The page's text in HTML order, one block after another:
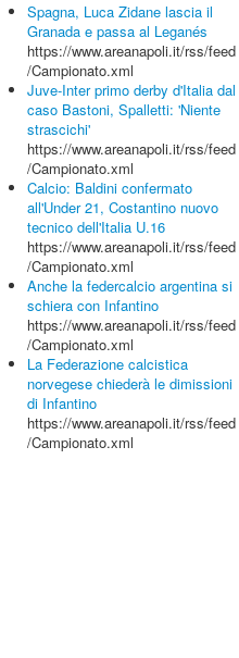
Spagna, Luca Zidane lascia il
Granada e passa al Leganés
https://www.areanapoli.it/rss/feed
/Campionato.xml
Juve-Inter primo derby d'Italia dal
caso Bastoni, Spalletti: 'Niente
strascichi'
https://www.areanapoli.it/rss/feed
/Campionato.xml
Calcio: Baldini confermato
all'Under 21, Costantino nuovo
tecnico dell'Italia U.16
https://www.areanapoli.it/rss/feed
/Campionato.xml
Anche la federcalcio argentina si
schiera con Infantino
https://www.areanapoli.it/rss/feed
/Campionato.xml
La Federazione calcistica
norvegese chiederà le dimissioni
di Infantino
https://www.areanapoli.it/rss/feed
/Campionato.xml